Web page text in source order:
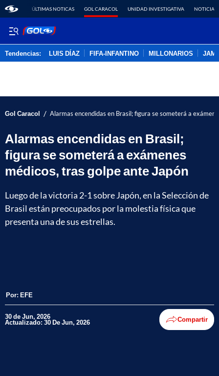
ÚLTIMAS NOTICAS GOL CARACOL UNIDAD INVESTIGATIVA NOTICIAS
Tendencias: LUIS DÍAZ FIFA-INFANTINO MILLONARIOS
Gol Caracol / Alarmas encendidas en Brasil; figura se someterá a
Alarmas encendidas en Brasil;
figura se someterá a exámenes
médicos, tras golpe ante Japón
Luego de la victoria 2-1 sobre Japón, en la Selección de
Brasil están preocupados por la molestia física que
presenta una de sus estrellas.
Por: EFE
30 de Jun, 2026
Actualizado: 30 De Jun, 2026 Compartir